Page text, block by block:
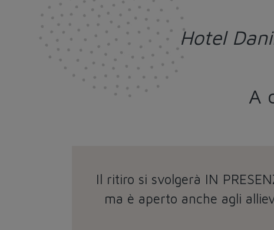
Hotel
A
Il ritiro si svolgerà IN
ma è aperto anche agli